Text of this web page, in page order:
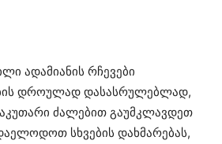
ადამიანის რჩევები
დროულად დასასრულებლად,
ძალებით გაუმკლავდეთ
სხვების დახმარებას,